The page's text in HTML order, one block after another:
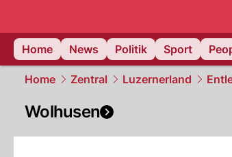
Home
News Politik Sport
Home Zentral Luzernerland
Wolhusen